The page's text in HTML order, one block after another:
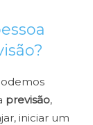
previsão,
iniciar um